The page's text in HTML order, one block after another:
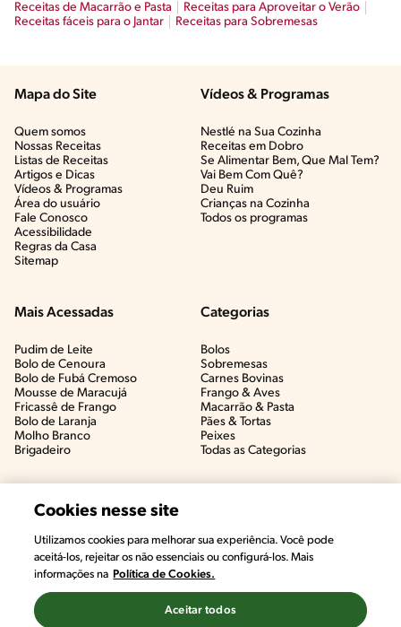
Receitas de Macarrão e Pasta
Receitas para Aproveitar o Verão
Receitas fáceis para o Jantar
Receitas para Sobremesas
Mapa do Site
Quem somos
Nossas Receitas
Listas de Receitas​
Artigos e Dicas​
Vídeos & Programas​
Área do usuário
Fale Conosco
Acessibilidade
Regras da Casa
Sitemap
Vídeos & Programas​
Nestlé na Sua Cozinha
Receitas em Dobro
Se Alimentar Bem, Que Mal Tem?​
Vai Bem Com Quê?​
Deu Ruim​
Crianças na Cozinha​
Todos os programas
Mais Acessadas
Pudim de Leite
Bolo de Cenoura
Bolo de Fubá Cremoso
Mousse de Maracujá
Fricassê de Frango
Bolo de Laranja
Molho Branco
Brigadeiro
Categorias
Bolos
Sobremesas
Carnes Bovinas​
Frango & Aves​
Macarrão & Pasta​
Pães & Tortas​
Peixes
Todas as Categorias
Cookies nesse site
Utilizamos cookies para melhorar sua experiência. Você pode
aceitá-los, rejeitar os não essenciais ou configurá-los. Mais
informações na Política de Cookies.
Aceitar todos